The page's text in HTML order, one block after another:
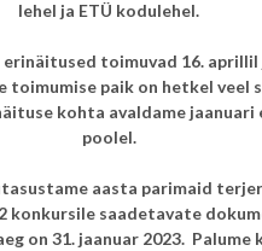
lehel ja ETÜ kodulehel.
erinäitused toimuvad 16. aprillil
toimumise paik on hetkel veel
kohta avaldame jaanuari
poolel.
aasta parimaid
konkursile saadetavate
on 31. jaanuar 2023.